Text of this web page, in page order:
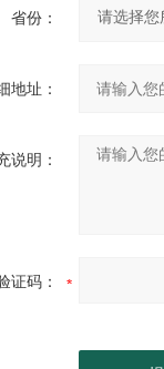
省份：
地址：
说明：
证码：